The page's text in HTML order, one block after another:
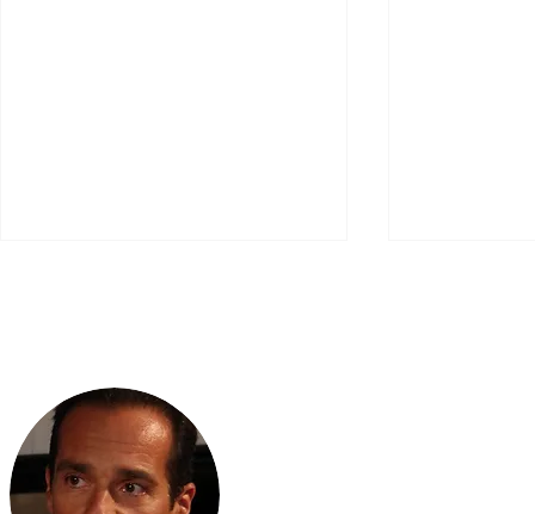
Σκάλες προς τον Ουρανό,
Γέφυρες για Αλλού